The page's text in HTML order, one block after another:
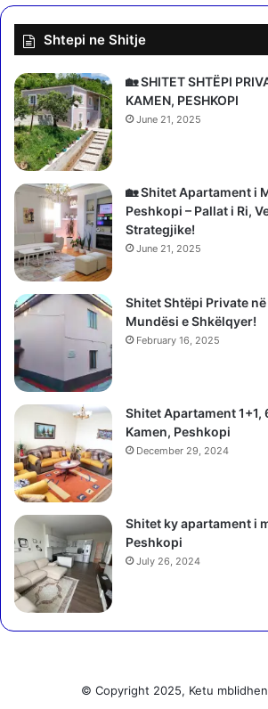
r
ë
d
h
ë
n
i
e
t
s
i
k
e
e
m
i
t
o
n
f
a
m
n
,
e
h
e
u
n
ë
o
ë
i
s
a
l
i
d
h
Shtepi ne Shitje
🏡 SHITET SHTËPI
KAMEN, PESHKOPI
June 21, 2025
🏡 Shitet Apartament i
Peshkopi – Pallat i Ri,
Strategjike!
June 21, 2025
Shitet Shtëpi Private
Mundësi e Shkëlqyer!
February 16, 2025
Shitet Apartament 1+1,
Kamen, Peshkopi
December 29, 2024
Shitet ky apartament i
Peshkopi
July 26, 2024
© Copyright 2025, Ketu